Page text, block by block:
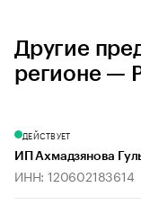
Другие
регионе —
ДЕЙСТВУЕТ
ИП Ахмадзянова
ИНН: 120602183614